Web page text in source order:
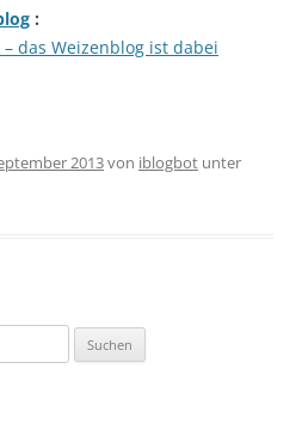
:
das Weizenblog ist dabei
2013von iblogbot unter